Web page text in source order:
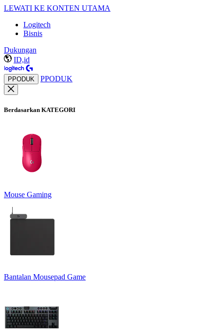
LEWATI KE KONTEN UTAMA
Logitech
Bisnis
Dukungan
ID,id
PPODUK PPODUK
Berdasarkan KATEGORI
Mouse Gaming
Bantalan Mousepad Game